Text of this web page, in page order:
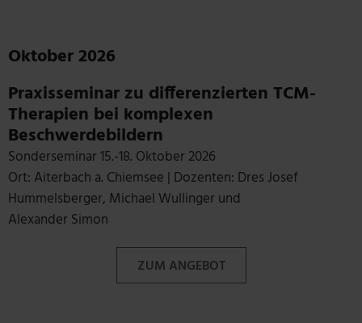
Oktober 2026
Praxisseminar zu differenzierten TCM-
Therapien bei komplexen
Beschwerdebildern
Sonderseminar 15.-18. Oktober 2026
Ort: Aiterbach a. Chiemsee | Dozenten: Dres Josef
Hummelsberger, Michael Wullinger und
Alexander Simon
ZUM ANGEBOT